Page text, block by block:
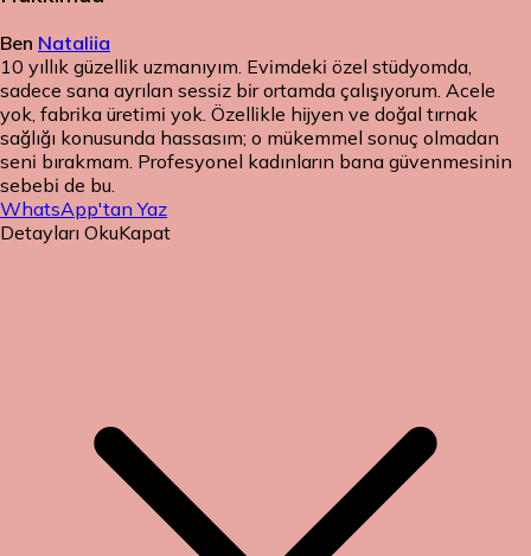
Ben Nataliia
10 yıllık güzellik uzmanıyım. Evimdeki özel stüdyomda,
sadece sana ayrılan sessiz bir ortamda çalışıyorum. Acele
yok, fabrika üretimi yok. Özellikle hijyen ve doğal tırnak
sağlığı konusunda hassasım; o mükemmel sonuç olmadan
seni bırakmam. Profesyonel kadınların bana güvenmesinin
sebebi de bu.
WhatsApp'tan Yaz
Detayları OkuKapat